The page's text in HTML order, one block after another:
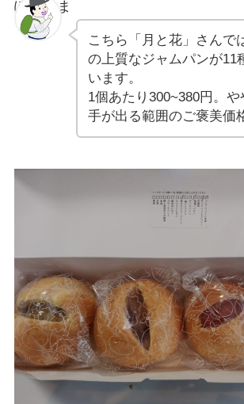
ぽちゃま
こちら「月と花」さんで
の上質なジャムパンが11
います。
1個あたり300~380円。
手が出る範囲のご褒美価